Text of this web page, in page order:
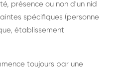
présence ou non d'un nid
spécifiques (personne
établissement
toujours par une